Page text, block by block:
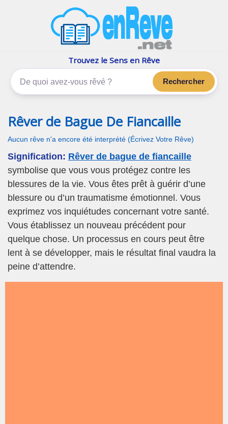
Les rêves, c'est plus que çaTrouvez le Sens en Rêve
Rechercher
Rêver de Bague De Fiancaille
Aucun rêve n'a encore été interprété (Écrivez Votre Rêve)
Signification: Rêver de bague de fiancaille
symbolise que vous vous protégez contre les
blessures de la vie. Vous êtes prêt à guérir d’une
blessure ou d’un traumatisme émotionnel. Vous
exprimez vos inquiétudes concernant votre santé.
Vous établissez un nouveau précédent pour
quelque chose. Un processus en cours peut être
lent à se développer, mais le résultat final vaudra la
peine d’attendre.